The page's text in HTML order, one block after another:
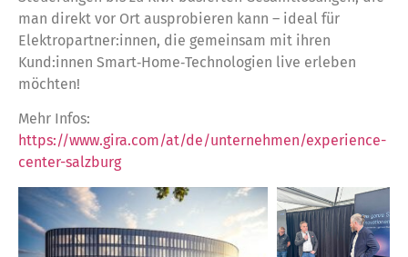
man direkt vor Ort ausprobieren kann – ideal für
Elektropartner:innen, die gemeinsam mit ihren
Kund:innen Smart‑Home‑Technologien live erleben
möchten!
Mehr Infos:
https://www.gira.com/at/de/unternehmen/experience-
center-salzburg